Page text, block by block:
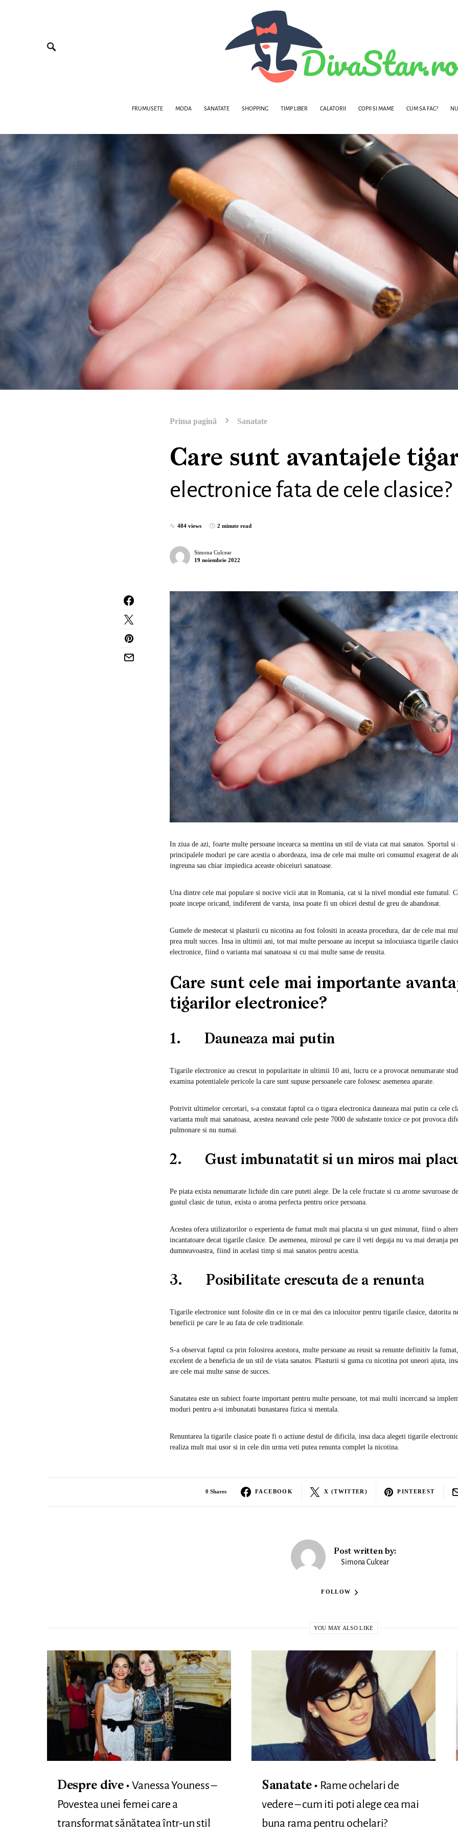
FRUMUSETE MODA SANATATE SHOPPING TIMP LIBER CALATORII COPII SI MAME CUM SA FAC?
Prima pagină Sanatate
Care sunt avantajele
electronice fata de cele clasice?
484 views 2 minute read
Simona Culcear
19 noiembrie 2022
In ziua de azi, foarte multe persoane incearca sa mentina un stil de viata cat mai sanatos. Sportul si
principalele moduri pe care acestia o abordeaza, insa de cele mai multe ori consumul exagerat de
ingreuna sau chiar impiedica aceaste obiceiuri sanatoase.
Una dintre cele mai populare si nocive vicii atat in Romania, cat si la nivel mondial este fumatul.
poate incepe oricand, indiferent de varsta, insa poate fi un obicei destul de greu de abandonat.
Gumele de mestecat si plasturii cu nicotina au fost folositi in aceasta procedura, dar de cele mai
prea mult succes. Insa in ultimii ani, tot mai multe persoane au inceput sa inlocuiasca tigarile
electronice, fiind o varianta mai sanatoasa si cu mai multe sanse de reusita.
Care sunt cele mai importante
tigarilor electronice?
1. Dauneaza mai putin
Tigarile electronice au crescut in popularitate in ultimii 10 ani, lucru ce a provocat nenumarate
examina potentialele pericole la care sunt supuse persoanele care folosesc asemenea aparate.
Potrivit ultimelor cercetari, s-a constatat faptul ca o tigara electronica dauneaza mai putin ca cele
varianta mult mai sanatoasa, acestea neavand cele peste 7000 de substante toxice ce pot provoca
pulmonare si nu numai.
2. Gust imbunatatit si un miros mai
Pe piata exista nenumarate lichide din care puteti alege. De la cele fructate si cu arome savuroase
gustul clasic de tutun, exista o aroma perfecta pentru orice persoana.
Acestea ofera utilizatorilor o experienta de fumat mult mai placuta si un gust minunat, fiind o
incantatoare decat tigarile clasice. De asemenea, mirosul pe care il veti degaja nu va mai deranja
dumneavoastra, fiind in acelasi timp si mai sanatos pentru acestia.
3. Posibilitate crescuta de a renunta
Tigarile electronice sunt folosite din ce in ce mai des ca inlocuitor pentru tigarile clasice, datorita
beneficii pe care le au fata de cele traditionale.
S-a observat faptul ca prin folosirea acestora, multe persoane au reusit sa renunte definitiv la
excelent de a beneficia de un stil de viata sanatos. Plasturii si guma cu nicotina pot uneori ajuta,
are cele mai multe sanse de succes.
Sanatatea este un subiect foarte important pentru multe persoane, tot mai multi incercand sa
moduri pentru a-si imbunatati bunastarea fizica si mentala.
Renuntarea la tigarile clasice poate fi o actiune destul de dificila, insa daca alegeti tigarile
realiza mult mai usor si in cele din urma veti putea renunta complet la nicotina.
0 Shares FACEBOOK X (TWITTER) PINTEREST
Post written by:
Simona Culcear
FOLLOW
YOU MAY ALSO LIKE
Despre dive
Vanessa Youness –
Povestea unei femei care a
transformat sănătatea într-un stil
Sanatate
Rame ochelari de
vedere – cum iti poti alege cea mai
buna rama pentru ochelari?